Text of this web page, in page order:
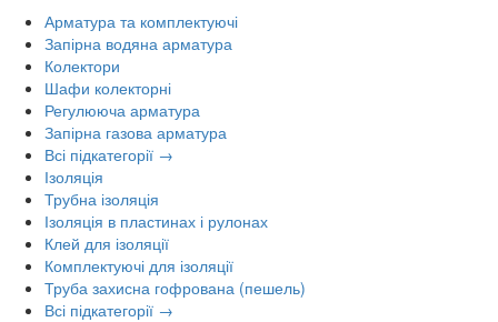
Арматура та комплектуючі
Запірна водяна арматура
Колектори
Шафи колекторні
Регулююча арматура
Запірна газова арматура
Всі підкатегорії →
Ізоляція
Трубна ізоляція
Ізоляція в пластинах і рулонах
Клей для ізоляції
Комплектуючі для ізоляції
Труба захисна гофрована (пешель)
Всі підкатегорії →